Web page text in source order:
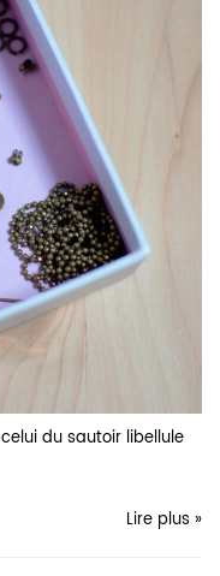
du sautoir libellule
Lire plus »